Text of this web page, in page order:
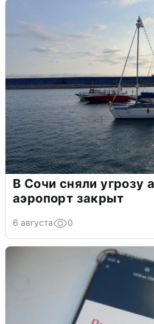
В Сочи сняли угрозу
аэропорт закрыт
6 августа 0